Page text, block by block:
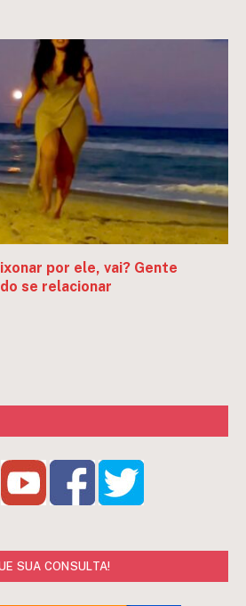
por ele, vai? Gente
se relacionar
SUA CONSULTA!